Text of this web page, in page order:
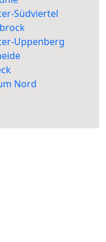
Südviertel
Uppenberg
Nord